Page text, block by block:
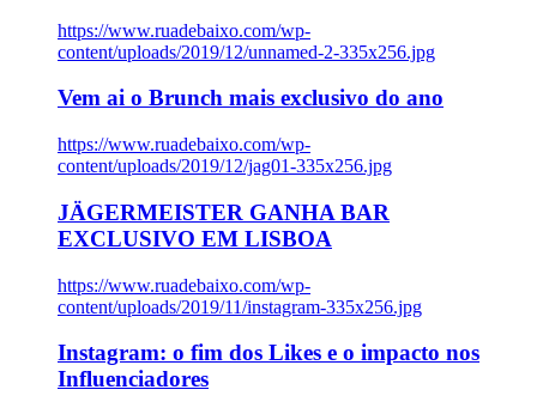
https://www.ruadebaixo.com/wp-
content/uploads/2019/12/unnamed-2-335x256.jpg
Vem ai o Brunch mais exclusivo do ano
https://www.ruadebaixo.com/wp-
content/uploads/2019/12/jag01-335x256.jpg
JÄGERMEISTER GANHA BAR
EXCLUSIVO EM LISBOA
https://www.ruadebaixo.com/wp-
content/uploads/2019/11/instagram-335x256.jpg
Instagram: o fim dos Likes e o impacto nos
Influenciadores